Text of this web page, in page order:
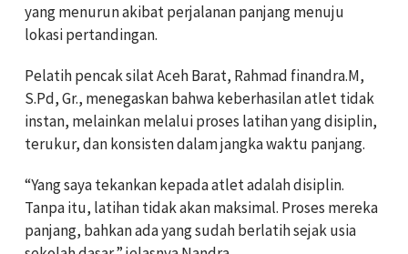
yang menurun akibat perjalanan panjang menuju
lokasi pertandingan.
Pelatih pencak silat Aceh Barat, Rahmad finandra.M,
S.Pd, Gr., menegaskan bahwa keberhasilan atlet tidak
instan, melainkan melalui proses latihan yang disiplin,
terukur, dan konsisten dalam jangka waktu panjang.
“Yang saya tekankan kepada atlet adalah disiplin.
Tanpa itu, latihan tidak akan maksimal. Proses mereka
panjang, bahkan ada yang sudah berlatih sejak usia